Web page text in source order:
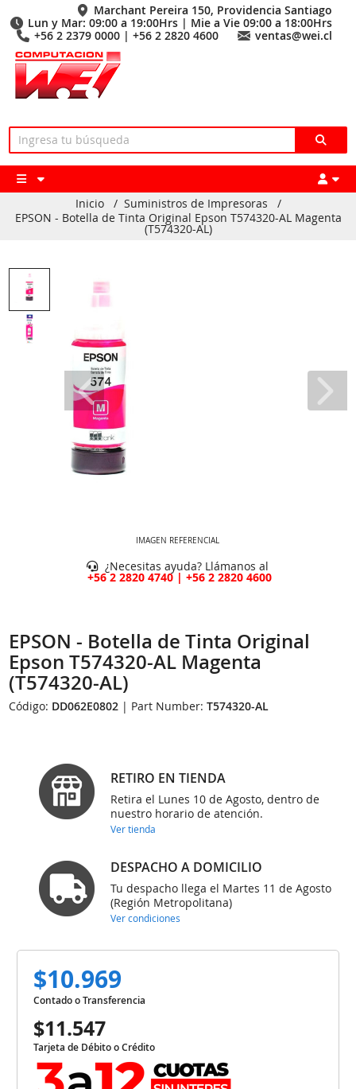
Marchant Pereira 150, Providencia Santiago
Lun y Mar: 09:00 a 19:00Hrs | Mie a Vie 09:00 a 18:00Hrs
+56 2 2379 0000 | +56 2 2820 4600
ventas@wei.cl
Inicio / Suministros de Impresoras
/
EPSON - Botella de Tinta Original Epson T574320-AL Magenta
(T574320-AL)
IMAGEN REFERENCIAL
¿Necesitas ayuda? Llámanos al
+56 2 2820 4740 | +56 2 2820 4600
EPSON - Botella de Tinta Original
Epson T574320-AL Magenta
(T574320-AL)
Código: DD062E0802 | Part Number:T574320-AL
RETIRO EN TIENDA
Retira el Lunes 10 de Agosto, dentro de
nuestro horario de atención.
Ver tienda
DESPACHO A DOMICILIO
Tu despacho llega el Martes 11 de Agosto
(Región Metropolitana)
Ver condiciones
$10.969
Contado o Transferencia
$11.547
Tarjeta de Débito o Crédito